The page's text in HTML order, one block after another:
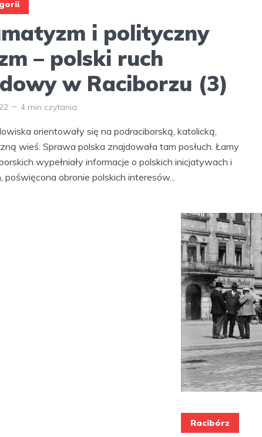
i polityczny
– polski ruch
w Raciborzu (3)
4 min czytania
orientowały się na podraciborską, katolicką,
wieś. Sprawa polska znajdowała tam posłuch. Łamy
wypełniały informacje o polskich inicjatywach i
poświęcona obronie polskich interesów...
Racibórz